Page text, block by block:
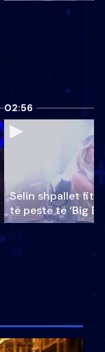
02:56
Selin shpallet
të pestë të ‘Big